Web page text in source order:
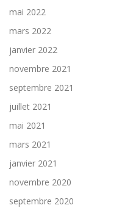
mai 2022
mars 2022
janvier 2022
novembre 2021
septembre 2021
juillet 2021
mai 2021
mars 2021
janvier 2021
novembre 2020
septembre 2020